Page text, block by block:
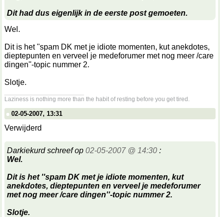
Dit had dus eigenlijk in de eerste post gemoeten.
Wel.
Dit is het ''spam DK met je idiote momenten, kut anekdotes,
dieptepunten en verveel je medeforumer met nog meer /care
dingen''-topic nummer 2.
Slotje.
Laziness is nothing more than the habit of resting before you get tired.
02-05-2007, 13:31
Verwijderd
Darkiekurd schreef op 02-05-2007 @ 14:30 :
Wel.
Dit is het ''spam DK met je idiote momenten, kut
anekdotes, dieptepunten en verveel je medeforumer
met nog meer /care dingen''-topic nummer 2.
Slotje.